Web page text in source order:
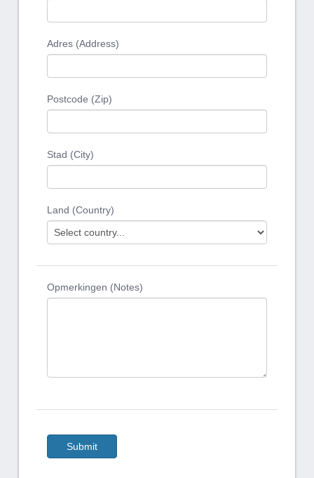
Adres (Address)
Postcode (Zip)
Stad (City)
Land (Country)
Opmerkingen (Notes)
Submit